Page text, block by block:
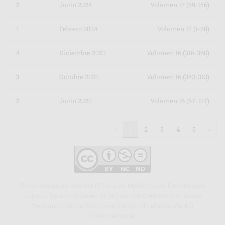
2 Junio 2024 Volumen 17 (89-156)
1 Febrero 2024 Volumen 17 (1-88)
4 Diciembre 2023 Volumen 16 (316-360)
3 Octubre 2023 Volumen 16 (343-313)
2 Junio 2023 Volumen 16 (67-137)
2 3 4 5 ›